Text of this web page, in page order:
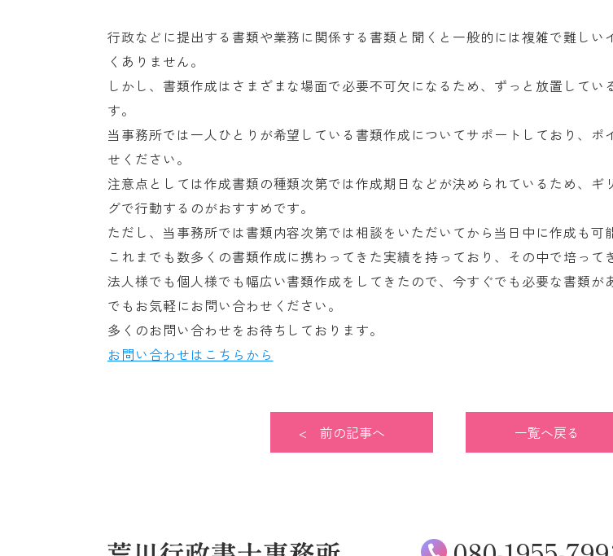
行政などに提出する書類や業務に関係する書類と聞くと一般的には複雑で難し
くありません。
しかし、書類作成はさまざまな場面で必要不可欠になるため、ずっと放置して
す。
当事務所では一人ひとりが希望している書類作成についてサポートしており、
せください。
注意点としては作成書類の種類次第では作成期日などが決められているため、
グで行動するのがおすすめです。
ただし、当事務所では書類内容次第では相談をいただいてから当日中に作成も可
これまでも数多くの書類作成に携わってきた実績を持っており、その中で培って
法人様でも個人様でも幅広い書類作成をしてきたので、今すぐでも必要な書類
でもお気軽にお問い合わせください。
多くのお問い合わせをお待ちしております。
お問い合わせはこちらから
前の記事へ 一覧へ戻る